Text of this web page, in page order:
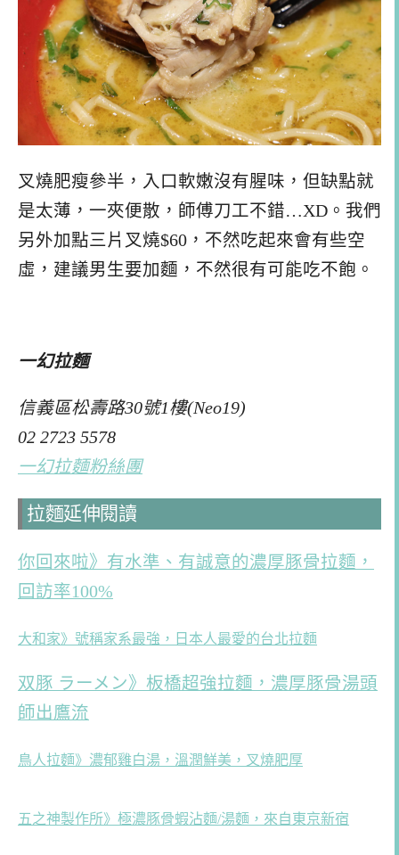
叉燒肥瘦參半，入口軟嫩沒有腥味，但缺點就
是太薄，一夾便散，師傅刀工不錯…XD。我們
另外加點三片叉燒$60，不然吃起來會有些空
虛，建議男生要加麵，不然很有可能吃不飽。
一幻拉麵
信義區松壽路30號1樓(Neo19)
02 2723 5578
一幻拉麵粉絲團
拉麵延伸閱讀
你回來啦》有水準、有誠意的濃厚豚骨拉麵，
回訪率100%
大和家》號稱家系最強，日本人最愛的台北拉麵
双豚 ラーメン》板橋超強拉麵，濃厚豚骨湯頭
師出鷹流
鳥人拉麵》濃郁雞白湯，溫潤鮮美，叉燒肥厚
五之神製作所》極濃豚骨蝦沾麵/湯麵，來自東京新宿